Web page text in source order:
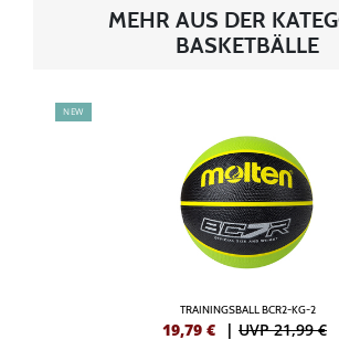
MEHR AUS DER
BASKETBÄLLE
NEW
TRAININGSBALL BCR2-KG-2
19,79 € | UVP 21,99 €